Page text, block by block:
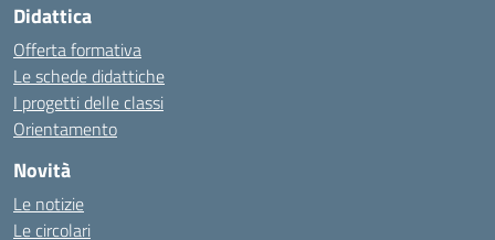
Didattica
Offerta formativa
Le schede didattiche
I progetti delle classi
Orientamento
Novità
Le notizie
Le circolari